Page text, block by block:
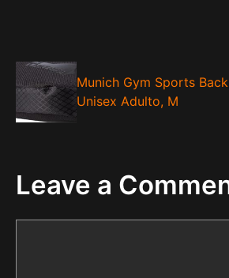
Munich Gym Sports
Unisex Adulto, M
Leave a